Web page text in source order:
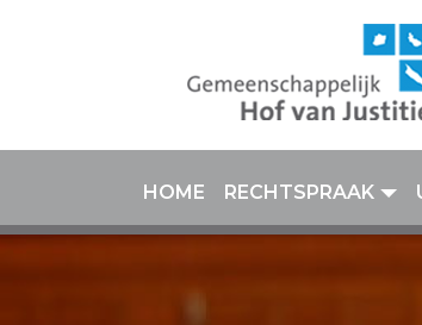
HOME RECHTSPRAAK